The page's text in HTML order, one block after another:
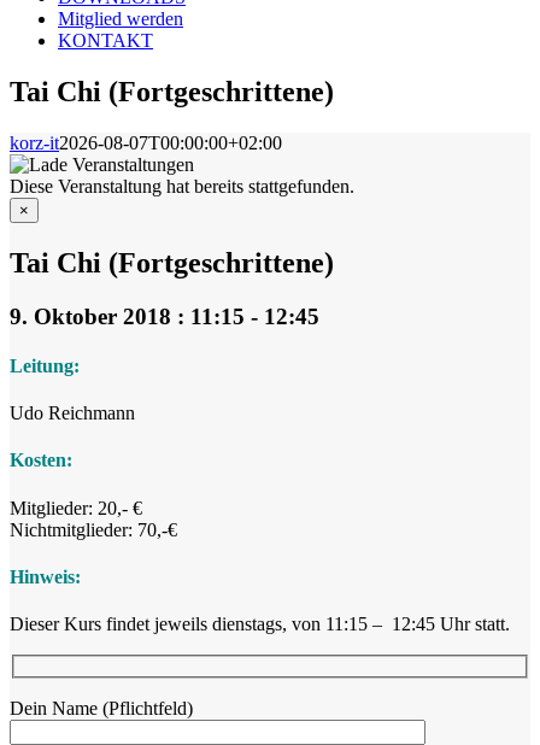
Mitglied werden
KONTAKT
Tai Chi (Fortgeschrittene)
korz-it2026-08-07T00:00:00+02:00
Diese Veranstaltung hat bereits stattgefunden.
×
Tai Chi (Fortgeschrittene)
9. Oktober 2018 : 11:15 - 12:45
Leitung:
Udo Reichmann
Kosten:
Mitglieder: 20,- €
Nichtmitglieder: 70,-€
Hinweis:
Dieser Kurs findet jeweils dienstags, von 11:15 – 12:45 Uhr statt.
Dein Name (Pflichtfeld)